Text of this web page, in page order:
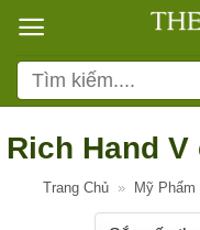
qua
nội
dung
Tìm
kiếm:
Rich Hand
Trang Chủ » Mỹ Phẩm